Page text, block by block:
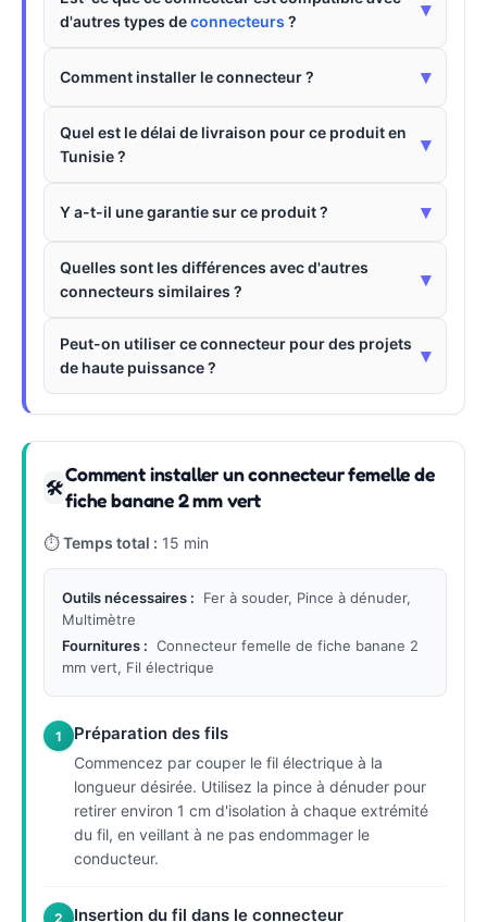
d'autres types deconnecteurs ?
▾
Comment installer le connecteur ? ▾
Quel est le délai de livraison pour ce produit en
Tunisie ?
▾
Y a-t-il une garantie sur ce produit ? ▾
Quelles sont les différences avec d'autres
connecteurs similaires ?
▾
Peut-on utiliser ce connecteur pour des projets
de haute puissance ?
▾
🛠
Comment installer un connecteur femelle de
fiche banane 2 mm vert
⏱Temps total : 15 min
Outils nécessaires :
Fer à souder, Pince à dénuder,
Multimètre
Fournitures : Connecteur femelle de fiche banane 2
mm vert, Fil électrique
1 Préparation des fils
Commencez par couper le fil électrique à la
longueur désirée. Utilisez la pince à dénuder pour
retirer environ 1 cm d'isolation à chaque extrémité
du fil, en veillant à ne pas endommager le
conducteur.
2 Insertion du fil dans le connecteur